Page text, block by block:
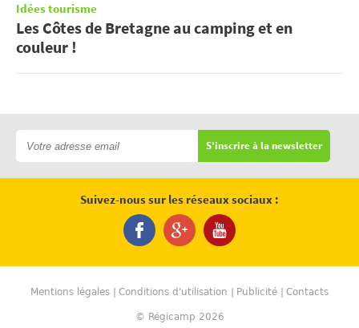
Idées tourisme
Les Côtes de Bretagne au camping et en
couleur !
S'inscrire à la newsletter
Suivez-nous sur les réseaux sociaux :
Mentions légales Conditions d'utilisation Publicité Contacts
© Régicamp 2026